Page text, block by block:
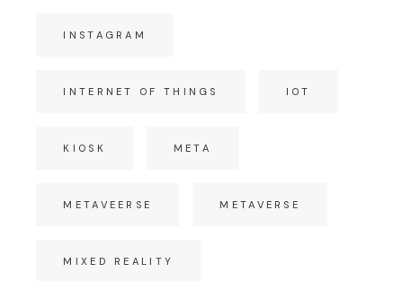
INSTAGRAM
INTERNET OF THINGS IOT
KIOSK META
METAVEERSE METAVERSE
MIXED REALITY